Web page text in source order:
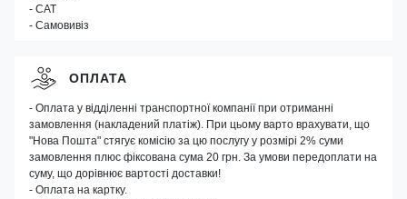
- САТ
- Самовивіз
ОПЛАТА
- Оплата у відділенні транспортної компанії при отриманні
замовлення (накладений платіж). При цьому варто врахувати, що
"Нова Пошта" стягує комісію за цю послугу у розмірі 2% суми
замовлення плюс фіксована сума 20 грн. За умови передоплати на
суму, що дорівнює вартості доставки!
- Оплата на картку.